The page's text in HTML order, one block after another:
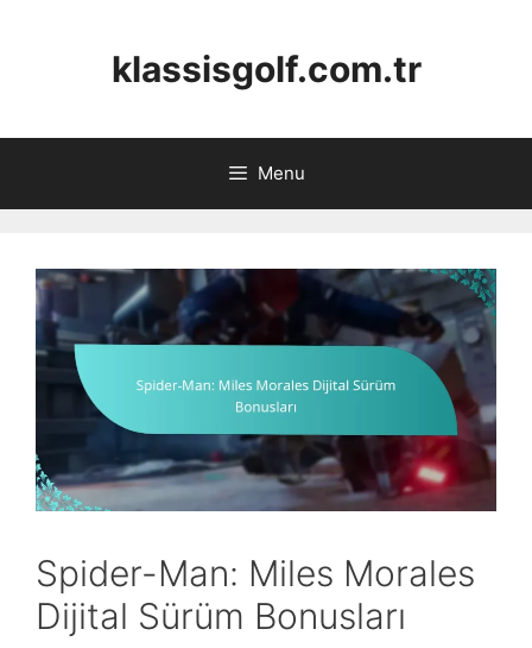
klassisgolf.com.tr
Menu
Spider-Man: Miles Morales
Dijital Sürüm Bonusları